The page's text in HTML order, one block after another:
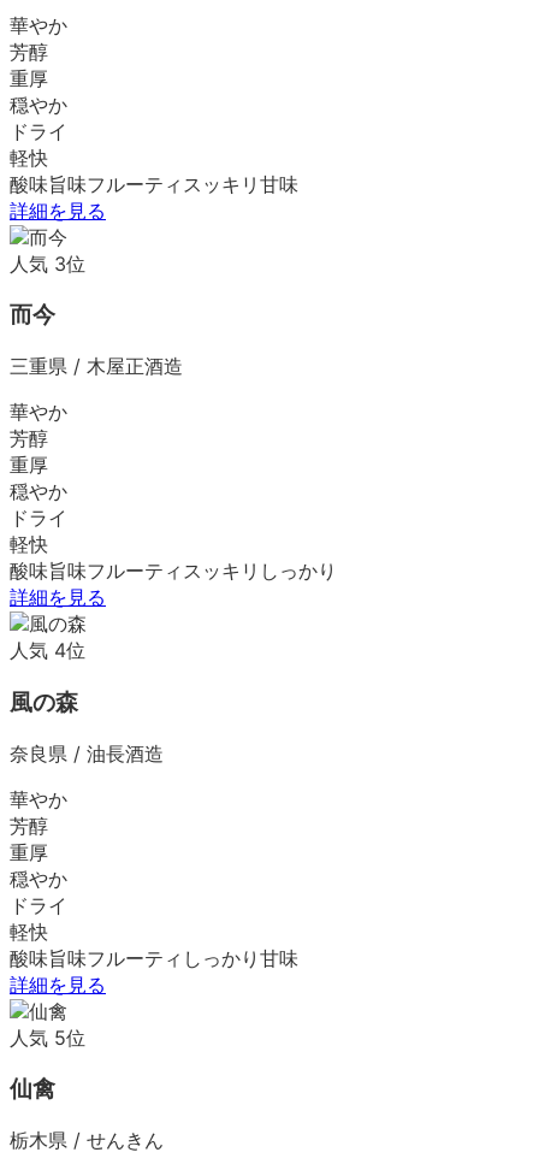
華やか
芳醇
重厚
穏やか
ドライ
軽快
酸味旨味フルーティ スッキリ 甘味
詳細を見る
人気 3位
而今
三重県 / 木屋正酒造
華やか
芳醇
重厚
穏やか
ドライ
軽快
酸味旨味フルーティ スッキリ しっかり
詳細を見る
人気 4位
風の森
奈良県 / 油長酒造
華やか
芳醇
重厚
穏やか
ドライ
軽快
酸味旨味フルーティ しっかり 甘味
詳細を見る
人気 5位
仙禽
栃木県 / せんきん